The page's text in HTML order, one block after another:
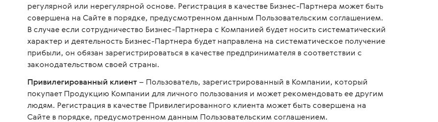
регулярной или нерегулярной основе. Регистрация в качестве Бизнес-Партнера может быть
совершена на Сайте в порядке, предусмотренном данным Пользовательским соглашением.
В случае если сотрудничество Бизнес-Партнера с Компанией будет носить систематический
характер и деятельность Бизнес-Партнера будет направлена на систематическое получение
прибыли, он обязан зарегистрироваться в качестве предпринимателя в соответствии с
законодательством своей страны.
Привилегированный клиент– Пользователь, зарегистрированный в Компании, который
покупает Продукцию Компании для личного пользования и может рекомендовать ее другим
людям. Регистрация в качестве Привилегированного клиента может быть совершена на
Сайте в порядке, предусмотренном данным Пользовательским соглашением.